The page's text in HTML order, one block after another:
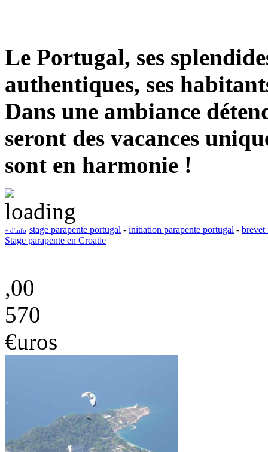
Le Portugal, ses
authentiques, ses
Dans une ambiance
seront des vacances
sont en harmonie !
+ d'info stage parapente portugal - initiation parapente portugal - brevet
Stage parapente en Croatie
,00
570
€uros